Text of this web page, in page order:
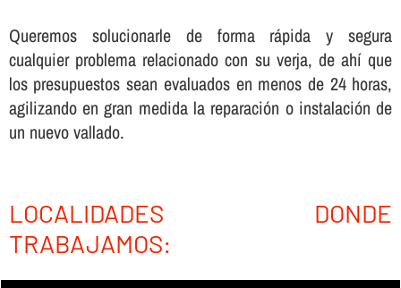
Queremos solucionarle de forma rápida y segura
cualquier problema relacionado con su verja, de ahí­ que
los presupuestos sean evaluados en menos de 24 horas,
agilizando en gran medida la reparación o instalación de
un nuevo vallado.
LOCALIDADES DONDE
TRABAJAMOS: